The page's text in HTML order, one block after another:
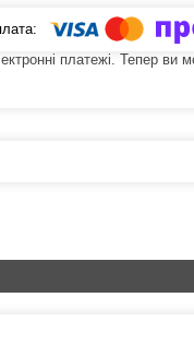
платежі. Тепер ви